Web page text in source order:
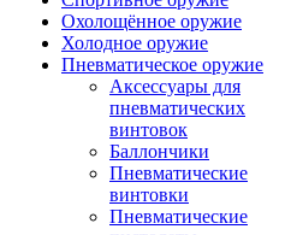
Охолощённое оружие
Холодное оружие
Пневматическое оружие
Аксессуары для
пневматических
винтовок
Баллончики
Пневматические
винтовки
Пневматические